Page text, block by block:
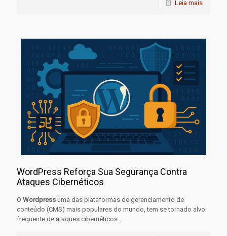
Leia mais
WordPress Reforça Sua Segurança Contra
Ataques Cibernéticos
O Wordpress uma das plataformas de gerenciamento de
conteúdo (CMS) mais populares do mundo, tem se tornado alvo
frequente de ataques cibernéticos.